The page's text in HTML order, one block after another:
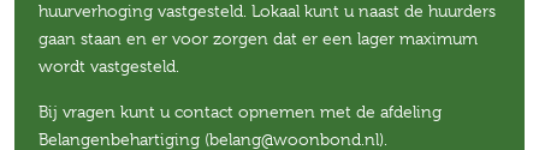
huurverhoging vastgesteld. Lokaal kunt u naast de huurders
gaan staan en er voor zorgen dat er een lager maximum
wordt vastgesteld.
Bij vragen kunt u contact opnemen met de afdeling
Belangenbehartiging (belang@woonbond.nl).